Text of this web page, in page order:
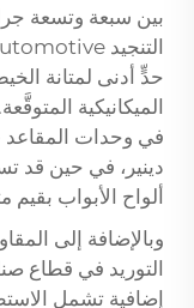
بين سبعة وتسعة
حدٍّ أدنى لمتانة
الميكانيكية
في وحدات المقاعد
دينير، في حين قد
ألواح الأبواب بقيم
وبالإضافة إلى
التوريد في قطاع
إضافية تشمل